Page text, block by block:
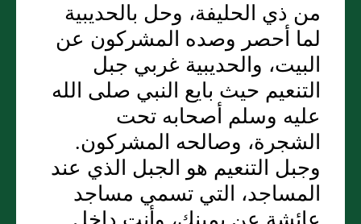
من ذي الحليفة، وحل بالحديبية
لما أحصر وصده المشركون عن
البيت، والحديبية غربي جبل
التنعيم حيث بايع النبي صلى الله
عليه وسلم أصحابه تحت
الشجرة، وصالحه المشركون‏.‏
وجبل التنعيم هو الجبل الذي عند
المساجد، التي تسمي مساجد
عائشة عن يمينك، وأنت داخل